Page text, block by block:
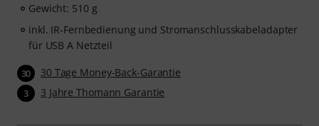
Gewicht: 510 g
inkl. IR-Fernbedienung und Stromanschlusskabeladapter
für USB A Netzteil
30 30 Tage Money-Back-Garantie
3 3 Jahre Thomann Garantie